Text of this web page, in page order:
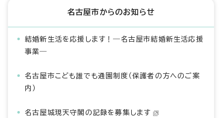
名古屋市からのお知らせ
結婚新生活を応援します！―名古屋市結婚新生活応援
事業―
名古屋市こども誰でも通園制度（保護者の方へのご案
内）
名古屋城現天守閣の記録を募集します